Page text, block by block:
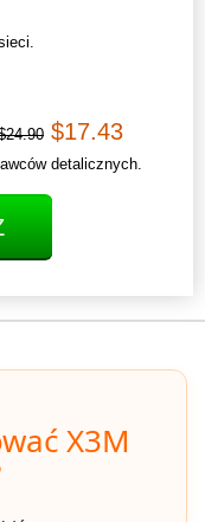
$17.43
detalicznych.
X3M